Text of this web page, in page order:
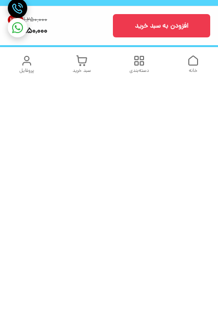
۱٬۲۵۰٬۰۰۰ 24%
950,000 افزودن به سبد خرید
پروفایل سبد خرید دسته‌بندی خانه